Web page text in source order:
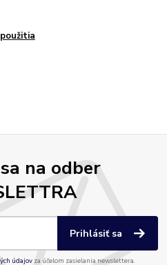
na odber
Prihlásiť sa
údajov za účelom zasielania newslettera.